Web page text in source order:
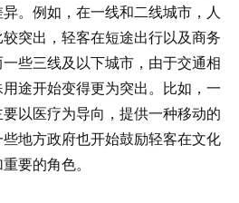
。例如，在一线和二线城市，人
突出，轻客在短途出行以及商务
些三线及以下城市，由于交通相
途开始变得更为突出。比如，一
以医疗为导向，提供一种移动的
地方政府也开始鼓励轻客在文化
要的角色。